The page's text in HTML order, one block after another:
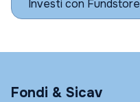
Investi con Fundstore
Fondi & Sicav